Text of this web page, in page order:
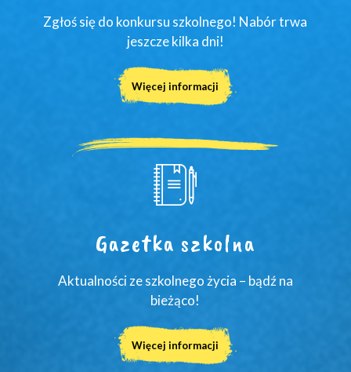
Zgłoś się do konkursu szkolnego! Nabór trwa
jeszcze kilka dni!
Więcej informacji
Gazetka szkolna
Aktualności ze szkolnego życia – bądź na
bieżąco!
Więcej informacji